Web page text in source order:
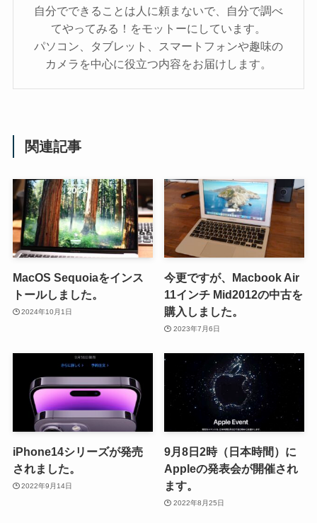
自分でできることは人に頼まないで、自分で調べ
てやってみる！をモットーにしています。
パソコン、タブレット、スマートフォンや趣味の
カメラを中心に役立つ内容をお届けします。
関連記事
MacOS Sequoiaをインス
トールしました。
2024年10月1日
今更ですが、Macbook Air
11インチ Mid2012の中古を
購入しました。
2023年7月6日
iPhone14シリーズが発売
されました。
2022年9月14日
9月8日2時（日本時間）に
Appleの発表会が開催され
ます。
2022年8月25日